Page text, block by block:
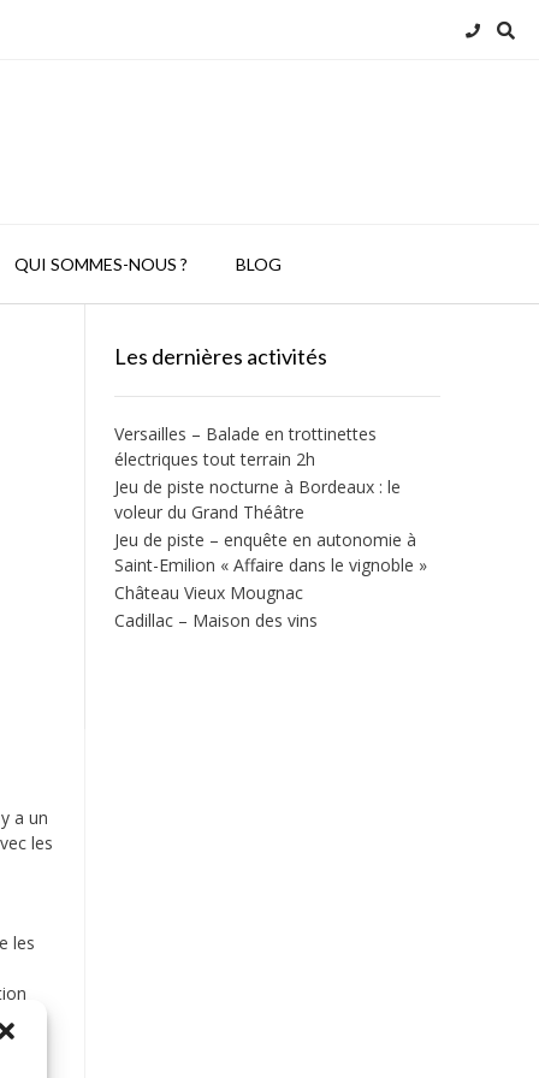
QUI SOMMES-NOUS ? BLOG
a un
les
les
Les dernières activités
Versailles – Balade en trottinettes
électriques tout terrain 2h
Jeu de piste nocturne à Bordeaux : le
voleur du Grand Théâtre
Jeu de piste – enquête en autonomie à
Saint-Emilion « Affaire dans le vignoble »
Château Vieux Mougnac
Cadillac – Maison des vins